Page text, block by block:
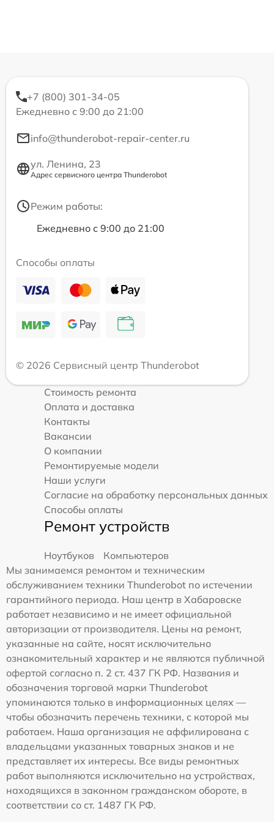
+7 (800) 301-34-05
Ежедневно с 9:00 до 21:00
info@thunderobot-repair-center.ru
ул. Ленина, 23
Адрес сервисного центра Thunderobot
Режим работы:
Ежедневно с 9:00 до 21:00
Способы оплаты
© 2026 Сервисный центр Thunderobot
Стоимость ремонта
Оплата и доставка
Контакты
Вакансии
О компании
Ремонтируемые модели
Наши услуги
Согласие на обработку персональных данных
Способы оплаты
Ремонт устройств
Ноутбуков
Компьютеров
Мы занимаемся ремонтом и техническим
обслуживанием техники Thunderobot по истечении
гарантийного периода. Наш центр в Хабаровске
работает независимо и не имеет официальной
авторизации от производителя. Цены на ремонт,
указанные на сайте, носят исключительно
ознакомительный характер и не являются публичной
офертой согласно п. 2 ст. 437 ГК РФ. Названия и
обозначения торговой марки Thunderobot
упоминаются только в информационных целях —
чтобы обозначить перечень техники, с которой мы
работаем. Наша организация не аффилирована с
владельцами указанных товарных знаков и не
представляет их интересы. Все виды ремонтных
работ выполняются исключительно на устройствах,
находящихся в законном гражданском обороте, в
соответствии со ст. 1487 ГК РФ.